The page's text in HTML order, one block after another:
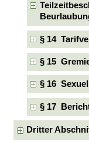
§ 14
§ 15
§ 16
§ 17
Dritter